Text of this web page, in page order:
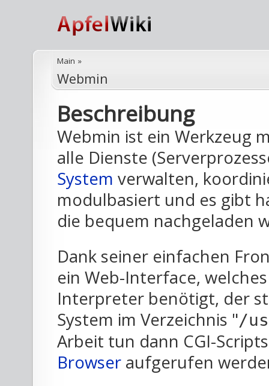
Main »
Webmin
Beschreibung
Webmin ist ein Werkzeug
alle Dienste
System verwalten,
modulbasiert und es gibt
die bequem nachgeladen
Dank seiner einfachen
ein Web-Interface,
Interpreter benötigt, der
System im Verzeichnis "/
Arbeit tun dann CGI-
Browser aufgerufen